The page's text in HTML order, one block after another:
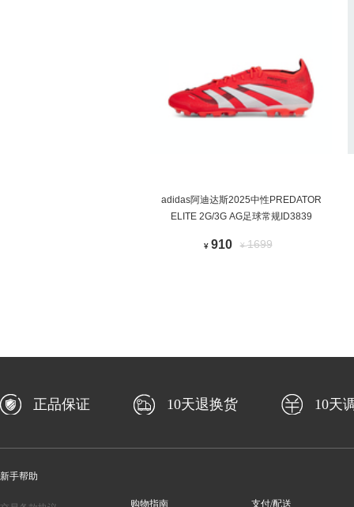
adidas阿迪达斯2025中性PREDATOR
ELITE 2G/3G AG足球常规ID3839
¥ 910 ¥1699
正品保证 10天退换货 10天
新手帮助
购物指南 支付/配送